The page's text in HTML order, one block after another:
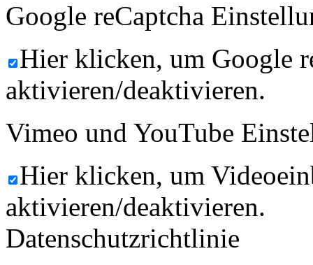
Google reCaptcha
Hier klicken, um Google
aktivieren/deaktivieren.
Vimeo und YouTube
Hier klicken, um
aktivieren/deaktivieren.
Datenschutzrichtlinie